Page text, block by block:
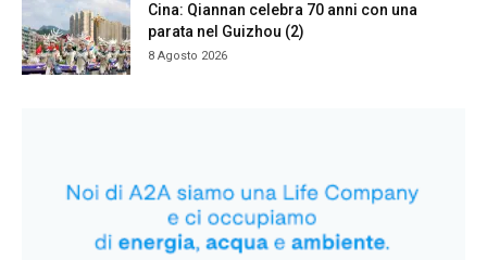
Cina: Qiannan celebra 70 anni con una
parata nel Guizhou (2)
8 Agosto 2026